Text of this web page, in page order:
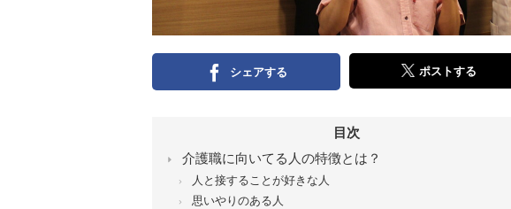
シェアする ポストする
目次
介護職に向いてる人の特徴とは？
人と接することが好きな人
思いやりのある人